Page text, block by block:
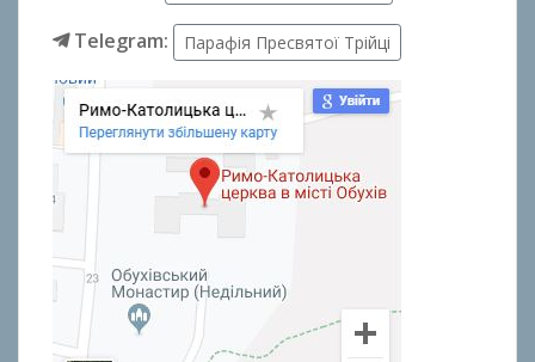
Telegram: Парафія Пресвятої Трійці